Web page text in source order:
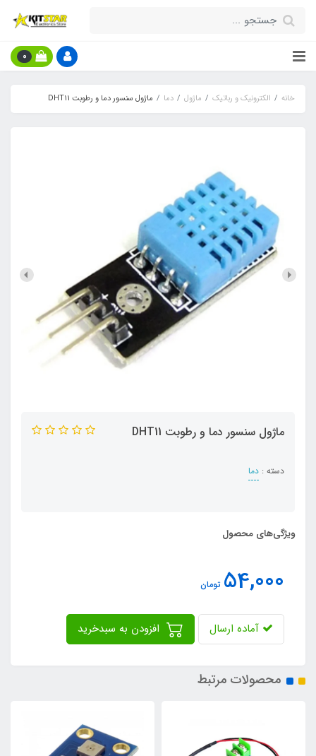
0
خانه الکترونیک و رباتیک ماژول دما ماژول سنسور دما و رطوبت DHT11
ماژول سنسور دما و رطوبت DHT11
دسته : دما
ویژگی‌های محصول
54,000 تومان
آماده ارسال
محصولات مرتبط